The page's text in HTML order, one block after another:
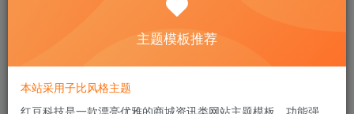
中国好声音热歌榜【100首】
【MP3】
空》游戏变现的终极指南!引流
主题模板推荐
本站采用子比风格主题
红豆科技是一款漂亮优雅的商城资讯类网站主题模板，功能强